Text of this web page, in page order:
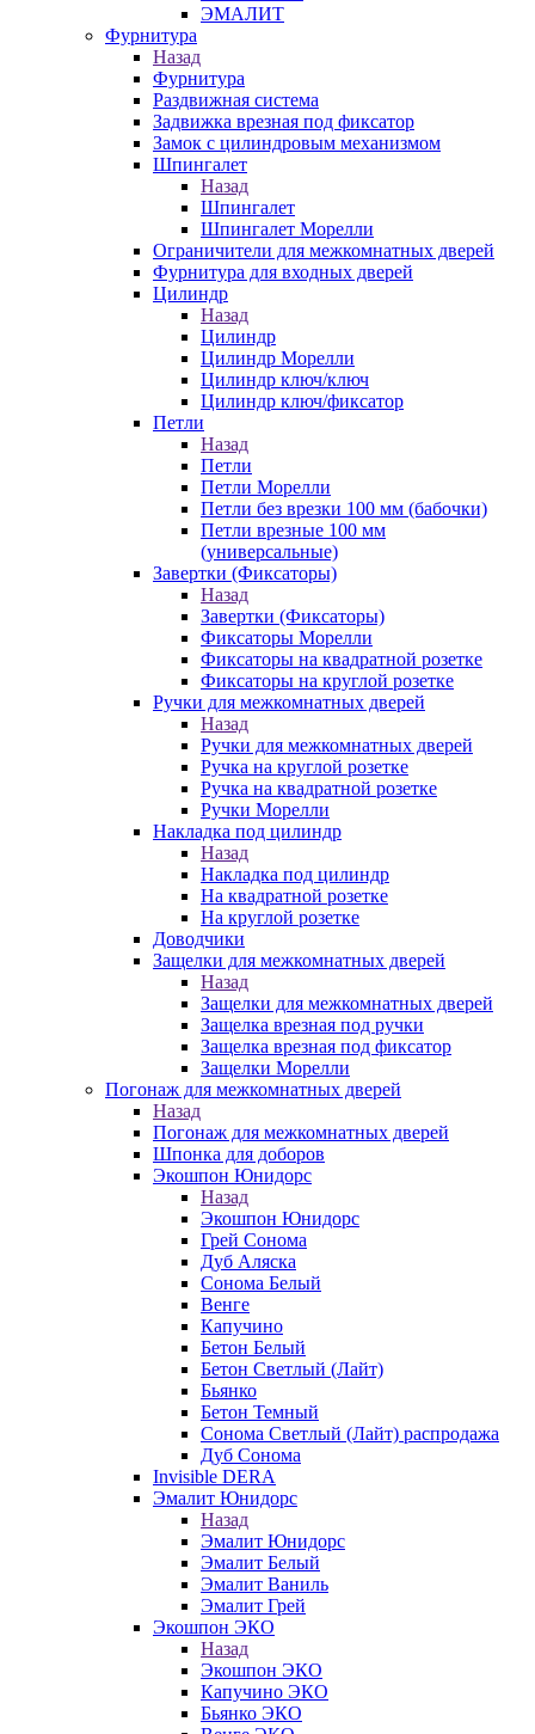
ЭМАЛИТ
Фурнитура
Назад
Фурнитура
Раздвижная система
Задвижка врезная под фиксатор
Замок с цилиндровым механизмом
Шпингалет
Назад
Шпингалет
Шпингалет Морелли
Ограничители для межкомнатных дверей
Фурнитура для входных дверей
Цилиндр
Назад
Цилиндр
Цилиндр Морелли
Цилиндр ключ/ключ
Цилиндр ключ/фиксатор
Петли
Назад
Петли
Петли Морелли
Петли без врезки 100 мм (бабочки)
Петли врезные 100 мм
(универсальные)
Завертки (Фиксаторы)
Назад
Завертки (Фиксаторы)
Фиксаторы Морелли
Фиксаторы на квадратной розетке
Фиксаторы на круглой розетке
Ручки для межкомнатных дверей
Назад
Ручки для межкомнатных дверей
Ручка на круглой розетке
Ручка на квадратной розетке
Ручки Морелли
Накладка под цилиндр
Назад
Накладка под цилиндр
На квадратной розетке
На круглой розетке
Доводчики
Защелки для межкомнатных дверей
Назад
Защелки для межкомнатных дверей
Защелка врезная под ручки
Защелка врезная под фиксатор
Защелки Морелли
Погонаж для межкомнатных дверей
Назад
Погонаж для межкомнатных дверей
Шпонка для доборов
Экошпон Юнидорс
Назад
Экошпон Юнидорс
Грей Сонома
Дуб Аляска
Сонома Белый
Венге
Капучино
Бетон Белый
Бетон Светлый (Лайт)
Бьянко
Бетон Темный
Сонома Светлый (Лайт) распродажа
Дуб Сонома
Invisible DERA
Эмалит Юнидорс
Назад
Эмалит Юнидорс
Эмалит Белый
Эмалит Ваниль
Эмалит Грей
Экошпон ЭКО
Назад
Экошпон ЭКО
Капучино ЭКО
Бьянко ЭКО